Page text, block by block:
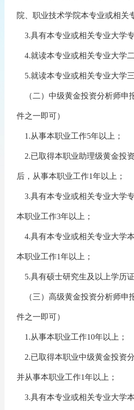
院、职业技术学院本专业或相关
3.具有本专业或相关专业大学
4.就读本专业或相关专业大学
5.就读本专业或相关专业大学
（二）中级黄金投资分析师申
件之一即可）
1.从事本职业工作5年以上；
2.已取得本职业助理级黄金投
后，从事本职业工作1年以上；
3.具有本专业或相关专业大学
本职业工作3年以上；
4.具有本专业或相关专业大学
本职业工作1年以上；
5.具有硕士研究生及以上学历证
（三）高级黄金投资分析师申
件之一即可）
1.从事本职业工作10年以上；
2.已取得本职业中级黄金投资
并从事本职业工作1年以上；
3.具有本专业或相关专业大学